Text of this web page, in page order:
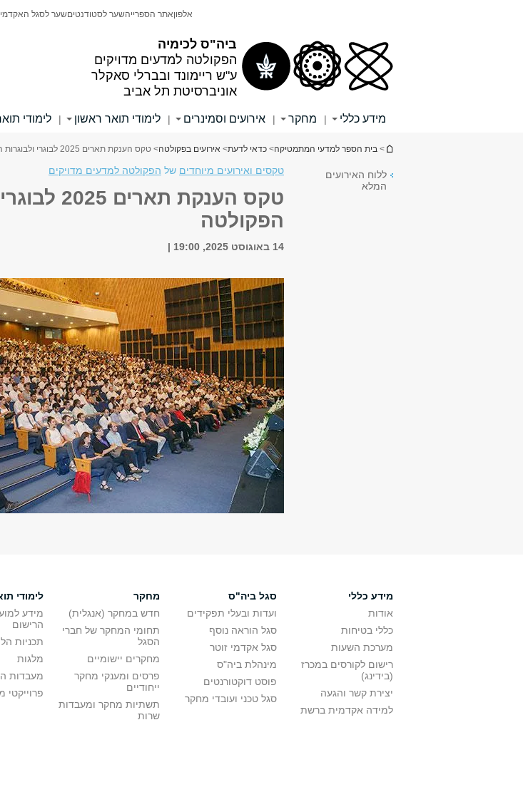
ביה"ס לכימיה
הפקולטה למדעים מדויקים
ע"ש ריימונד ובברלי סאקלר
אוניברסיטת תל אביב
אלפוןאתר הספרייהשער לסטודנטיםשער לסגל האקדמי
מידע כללי | מחקר | אירועים וסמינרים | לימודי תואר ראשון | לימודי
הינך נמצא כאן
> בית הספר למדעי המתמטיקה> כדאי לדעת> אירועים בפקולטה> טקס הענקת תארים 2025 לבוגרי ולבוגרות הפקולטה
ללוח האירועים
המלא
טקסים ואירועים מיוחדים של הפקולטה למדעים מדויקים
טקס הענקת
הפקולטה
14 באוגוסט 2025, 19:00
מידע כללי
אודות
כללי בטיחות
מערכת השעות
רישום לקורסים במכרז
(בידינג)
יצירת קשר והגעה
למידה אקדמית ברשת
סגל ביה"ס
ועדות ובעלי תפקידים
סגל הוראה נוסף
סגל אקדמי זוטר
מינהלת ביה"ס
פוסט דוקטורנטים
סגל טכני ועובדי מחקר
מחקר
חדש במחקר (אנגלית)
תחומי המחקר של חברי
הסגל
מחקרים יישומיים
פרסים ומענקי מחקר
ייחודיים
תשתיות מחקר ומעבדות
שרות
לימודי
מידע
הרישום
תכניות
מלגות
מעבדות
פרוייקטי